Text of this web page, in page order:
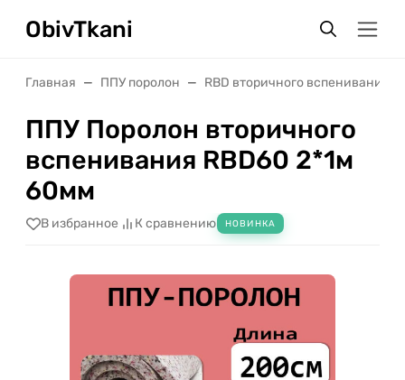
ObivTkani
Главная ППУ поролон RBD вторичного вспенивания
ППУ Поролон вторичного
вспенивания RBD60 2*1м
60мм
В избранное К сравнению НОВИНКА